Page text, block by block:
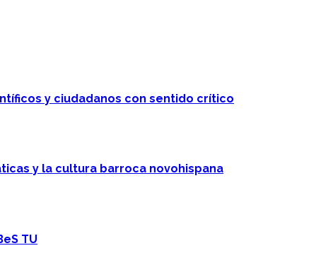
y ciudadanos con sentido crítico
y la cultura barroca novohispana
TU